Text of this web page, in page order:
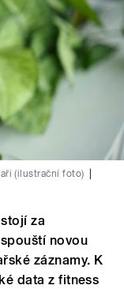
(ilustrační foto)
za
novou
záznamy. K
data z fitness